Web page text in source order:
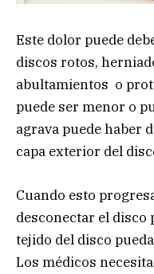
Este dolor puede
discos rotos,
abultamientos o
puede ser menor o
agrava puede haber
capa exterior del
Cuando esto
desconectar el disco
tejido del disco
Los médicos